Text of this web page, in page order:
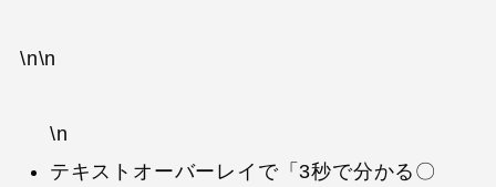
\n\n
\n
テキストオーバーレイで「3秒で分かる〇